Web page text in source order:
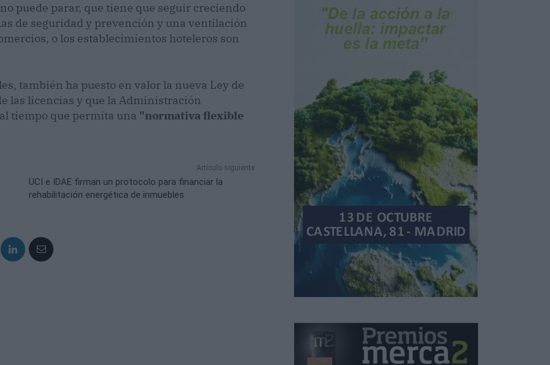
puede parar, que tiene que seguir creciendo
de seguridad y prevención y una ventilación
o los establecimientos hoteleros son
también ha puesto en valor la nueva Ley de
las licencias y que la Administración
tiempo que permita una "normativa flexible
Artículo siguiente
UCI e IDAE firman un protocolo para financiar la
rehabilitación energética de inmuebles